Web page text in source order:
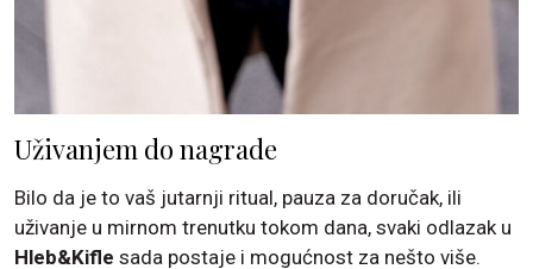
Uživanjem do nagrade
Bilo da je to vaš jutarnji ritual, pauza za doručak, ili
uživanje u mirnom trenutku tokom dana, svaki odlazak u
Hleb&Kifle sada postaje i mogućnost za nešto više.